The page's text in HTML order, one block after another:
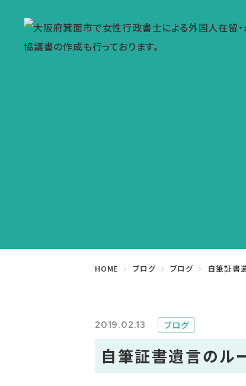
HOME ブログ ブログ 自筆証書
2019.02.13 ブログ
自筆証書遺言のル